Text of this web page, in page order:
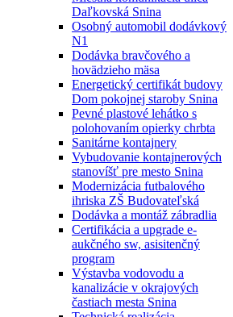
Daľkovská Snina
Osobný automobil dodávkový
N1
Dodávka bravčového a
hovädzieho mäsa
Energetický certifikát budovy
Dom pokojnej staroby Snina
Pevné plastové lehátko s
polohovaním opierky chrbta
Sanitárne kontajnery
Vybudovanie kontajnerových
stanovíšť pre mesto Snina
Modernizácia futbalového
ihriska ZŠ Budovateľská
Dodávka a montáž zábradlia
Certifikácia a upgrade e-
aukčného sw, asisitenčný
program
Výstavba vodovodu a
kanalizácie v okrajových
častiach mesta Snina